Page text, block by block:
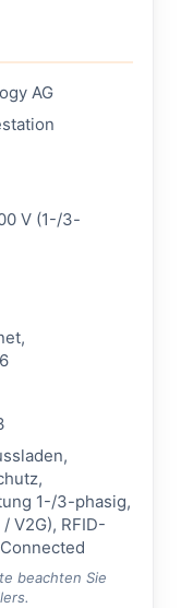
AG
V (1-/3-
1-/3-phasig,
V2G), RFID-
beachten Sie